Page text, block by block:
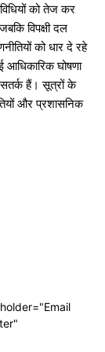
को तेज कर
विपक्षी दल
को धार दे रहे
आधिकारिक घोषणा
सतर्क हैं। सूत्रों के
और प्रशासनिक